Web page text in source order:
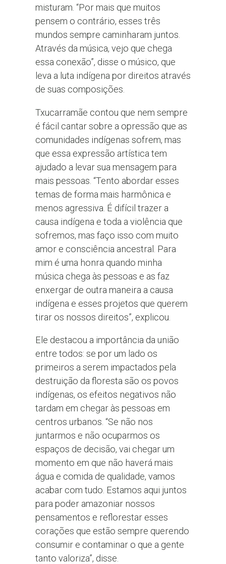
misturam. “Por mais que muitos
pensem o contrário, esses três
mundos sempre caminharam juntos.
Através da música, vejo que chega
essa conexão”, disse o músico, que
leva a luta indígena por direitos através
de suas composições.
Txucarramãe contou que nem sempre
é fácil cantar sobre a opressão que as
comunidades indígenas sofrem, mas
que essa expressão artística tem
ajudado a levar sua mensagem para
mais pessoas. “Tento abordar esses
temas de forma mais harmônica e
menos agressiva. É difícil trazer a
causa indígena e toda a violência que
sofremos, mas faço isso com muito
amor e consciência ancestral. Para
mim é uma honra quando minha
música chega às pessoas e as faz
enxergar de outra maneira a causa
indígena e esses projetos que querem
tirar os nossos direitos”, explicou.
Ele destacou a importância da união
entre todos: se por um lado os
primeiros a serem impactados pela
destruição da floresta são os povos
indígenas, os efeitos negativos não
tardam em chegar às pessoas em
centros urbanos. “Se não nos
juntarmos e não ocuparmos os
espaços de decisão, vai chegar um
momento em que não haverá mais
água e comida de qualidade, vamos
acabar com tudo. Estamos aqui juntos
para poder amazoniar nossos
pensamentos e reflorestar esses
corações que estão sempre querendo
consumir e contaminar o que a gente
tanto valoriza”, disse.